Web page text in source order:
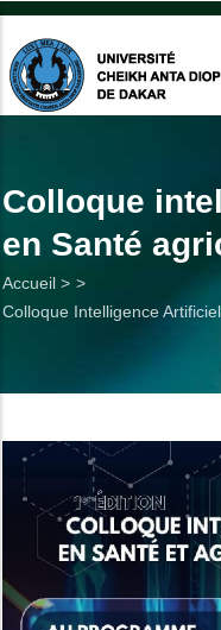
Aller
contenu
principal
Colloque
en Santé
Fil
d'Ariane
Accueil >
Colloque Intelligence